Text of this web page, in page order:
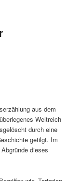
aus dem
Weltreich
durch eine
getilgt. Im
dieses